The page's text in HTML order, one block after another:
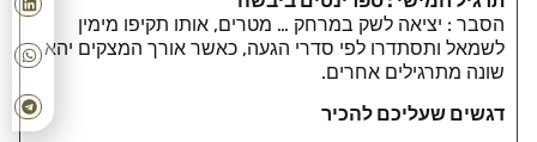
הסבר : יציאה לשק במרחק … מטרים, אותו תקיפו מימין
לשמאל ותסתדרו לפי סדרי הגעה, כאשר אורך המצקים יהא
שונה מתרגילים אחרים.
דגשים שעליכם להכיר